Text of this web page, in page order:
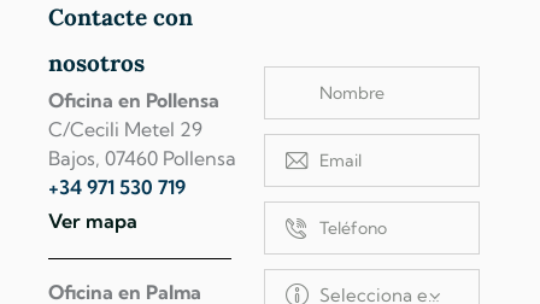
Contacte con
nosotros
Oficina en Pollensa
C/Cecili Metel 29
Bajos, 07460 Pollensa
+34 971 530 719
Ver mapa
Oficina en Palma